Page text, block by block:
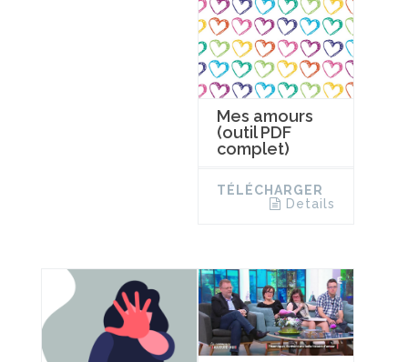
Mes amours
(outil PDF
complet)
TÉLÉCHARGER
Details